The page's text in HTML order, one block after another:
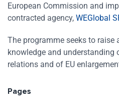
European Commission and
contracted agency, WEGlobal
The programme seeks to raise
knowledge and understanding
relations and of EU
Pages